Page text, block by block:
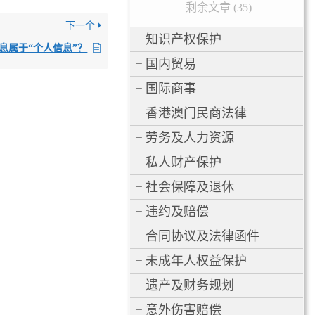
下一个
属于“个人信息”？
剩余文章 (35)
知识产权保护
国内贸易
国际商事
香港澳门民商法律
劳务及人力资源
私人财产保护
社会保障及退休
违约及赔偿
合同协议及法律函件
未成年人权益保护
遗产及财务规划
意外伤害赔偿